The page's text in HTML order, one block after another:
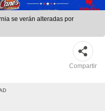
se verán alteradas por
Compartir